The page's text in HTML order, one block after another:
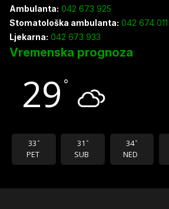
Ambulanta: 042 673 925
Stomatološka ambulanta: 042 674 011
Ljekarna: 042 673 933
Vremenska prognoza
29 °
33 °
PET
31 °
SUB
34 °
NED